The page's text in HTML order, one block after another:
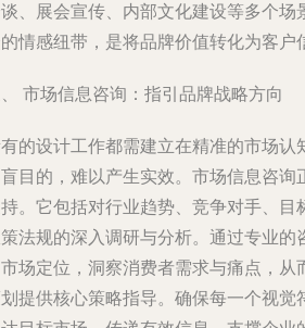
、展会宣传、内部文化建设等多个场
情感纽带，是将品牌价值转化为客户
市场信息咨询：指引品牌战略方向
的设计工作都需建立在精准的市场认
目的，难以产生实效。市场信息咨询
。它包括对行业趋势、竞争对手、目
法规的深入调研与分析。通过专业的
场定位，洞察消费者需求与痛点，从
提供核心策略指导。确保每一个视觉